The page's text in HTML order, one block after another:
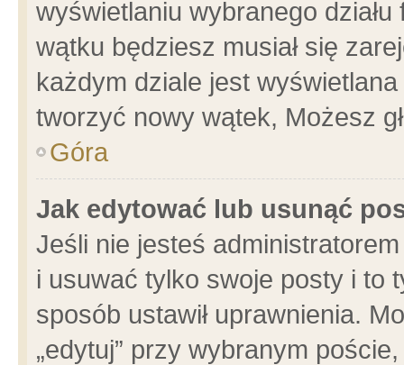
wyświetlaniu wybranego
wątku będziesz musiał się
każdym dziale jest
tworzyć nowy wątek, Możesz
Góra
Jak edytować lub usunąć
Jeśli nie jesteś
i usuwać tylko swoje posty i to
sposób ustawił uprawnienia.
„edytuj” przy wybranym